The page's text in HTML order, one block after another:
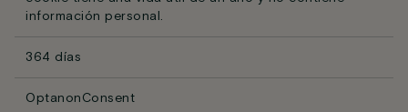
información personal.
364 días
OptanonConsent